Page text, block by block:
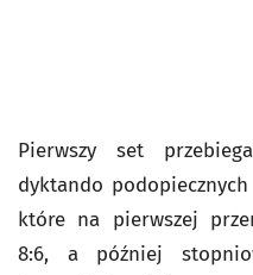
Pierwszy set
dyktando
które na pierwszej
8:6, a później